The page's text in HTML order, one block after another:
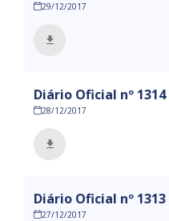
29/12/2017
Diário Oficial nº
28/12/2017
Diário Oficial nº
27/12/2017